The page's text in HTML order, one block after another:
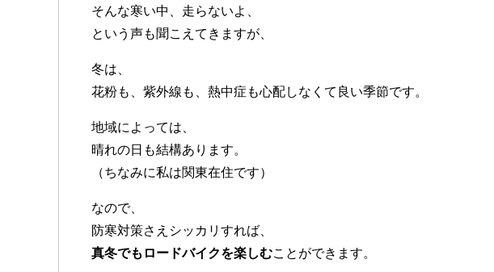
そんな寒い中、走らないよ、
という声も聞こえてきますが、
冬は、
花粉も、紫外線も、熱中症も心配しなくて良い季節です。
地域によっては、
晴れの日も結構あります。
（ちなみに私は関東在住です）
なので、
防寒対策さえシッカリすれば、
真冬でもロードバイクを楽しむことができます。